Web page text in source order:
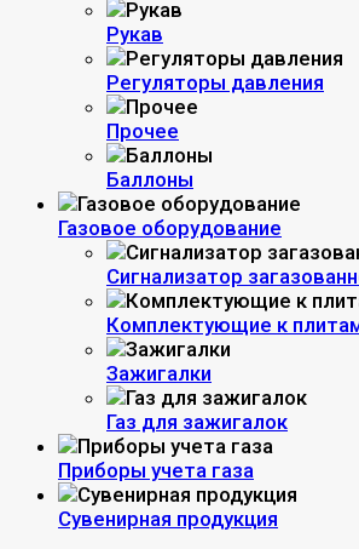
Рукав
Регуляторы давления
Прочее
Баллоны
Газовое оборудование
Сигнализатор
Комплектующие к
Зажигалки
Газ для зажигалок
Приборы учета газа
Сувенирная продукция